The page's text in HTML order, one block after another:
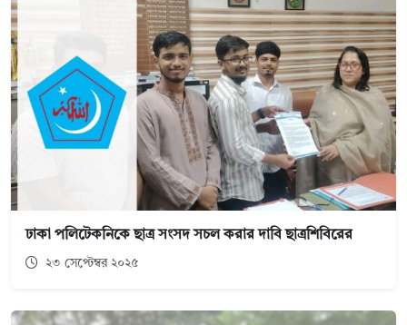
ঢাকা পলিটেকনিকে ছাত্র সংসদ সচল করার দাবি ছাত্রশিবিরের
২৩ সেপ্টেম্বর ২০২৫